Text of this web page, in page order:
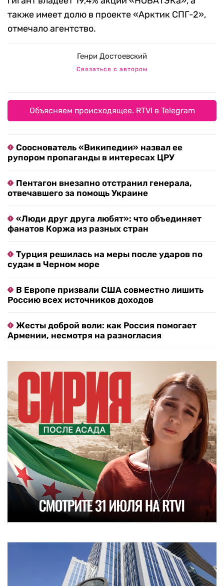
также имеет долю в проекте «Арктик СПГ-2»,
отмечало агентство.
Генри Достоевский
Связаться с автором
Объясняем происходящее. RTVI в Telegram
Сооснователь «Википедии» назвал ее
рупором пропаганды в интересах ЦРУ
Пентагон внезапно отстранил генерала,
отвечавшего за помощь Украине
«Люди друг друга любят»: что объединяет
фанатов Коржа из разных стран
Турция решилась на меры после ударов по
судам в Черном море
В Европе призвали США совместно лишить
Россию всех источников доходов
Жесты доброй воли: как Россия помогает
Армении, несмотря на разногласия